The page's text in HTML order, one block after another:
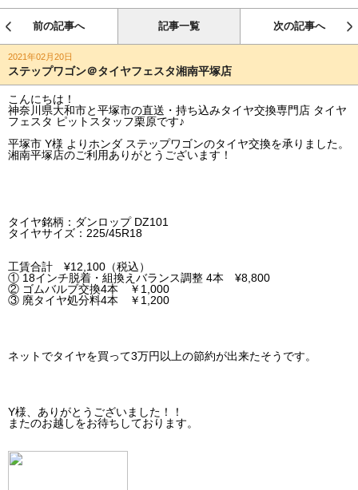
前の記事へ 記事一覧 次の記事へ
2021年02月20日
ステップワゴン＠タイヤフェスタ湘南平塚店
こんにちは！
神奈川県大和市と平塚市の直送・‪‎持ち込みタイヤ交換専門店‬ タイヤ
フェスタ ピットスタッフ栗原です♪
平塚市 Y様 よりホンダ ステップワゴンのタイヤ交換を承りました。
湘南平塚店のご利用ありがとうございます！
タイヤ銘柄：ダンロップ DZ101
タイヤサイズ：225/45R18
工賃合計 ¥12,100（税込）
① 18インチ脱着・組換えバランス調整 4本 ¥8,800
② ゴムバルブ交換4本 ￥1,000
③ 廃タイヤ処分料4本 ￥1,200
ネットでタイヤを買って3万円以上の節約が出来たそうです。
Y様、ありがとうございました！！
またのお越しをお待ちしております。